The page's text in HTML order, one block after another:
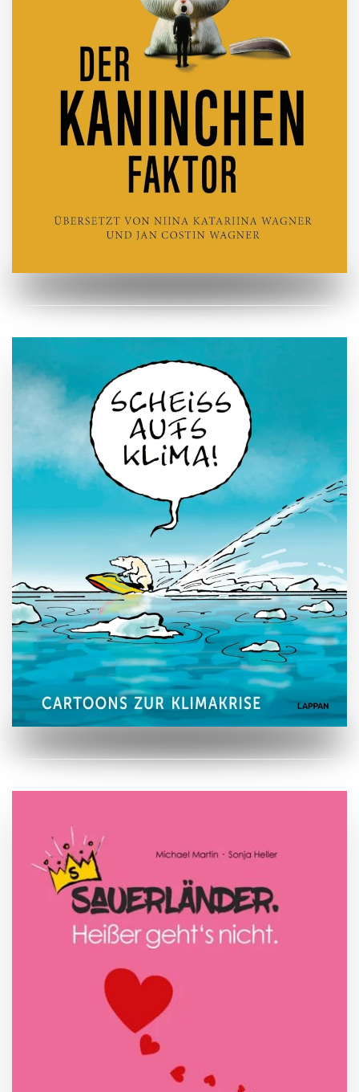
ZUM BUCH
ZUM BUCH
ZUM BUCH